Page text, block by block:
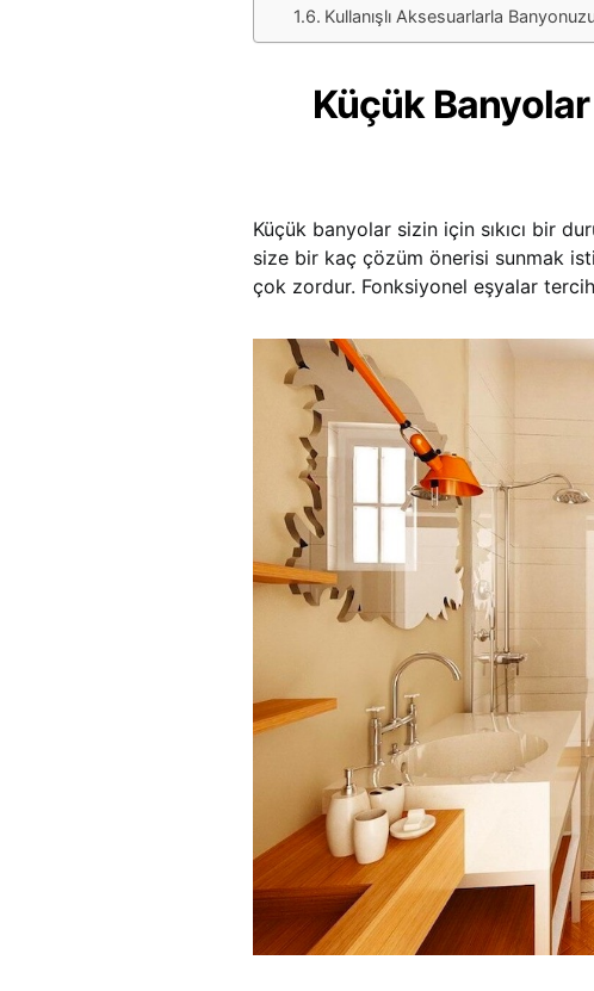
Kullanışlı Aksesuarlarla
Küçük
Küçük banyolar sizin için sıkıcı bir
size bir kaç çözüm önerisi sunmak
çok zordur. Fonksiyonel eşyalar